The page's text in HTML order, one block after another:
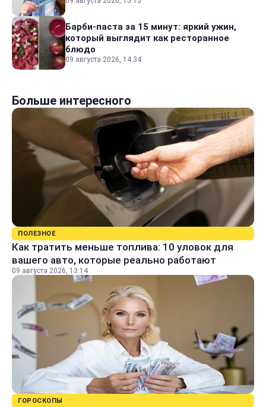
Барби-паста за 15 минут: яркий ужин,
который выглядит как ресторанное
блюдо
09 августа 2026, 14:34
Больше интересного
ПОЛЕЗНОЕ
Как тратить меньше топлива: 10 уловок для
вашего авто, которые реально работают
09 августа 2026, 13:14
ГОРОСКОПЫ